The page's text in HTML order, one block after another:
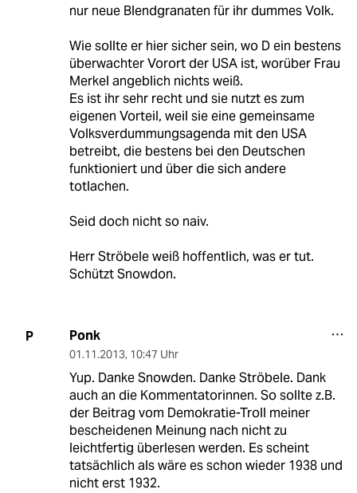
nur neue Blendgranaten für ihr dummes Volk.
Wie sollte er hier sicher sein, wo D ein bestens
überwachter Vorort der USA ist, worüber Frau
Merkel angeblich nichts weiß.
Es ist ihr sehr recht und sie nutzt es zum
eigenen Vorteil, weil sie eine gemeinsame
Volksverdummungsagenda mit den USA
betreibt, die bestens bei den Deutschen
funktioniert und über die sich andere
totlachen.
Seid doch nicht so naiv.
Herr Ströbele weiß hoffentlich, was er tut.
Schützt Snowdon.
P Ponk
01.11.2013, 10:47 Uhr
Yup. Danke Snowden. Danke Ströbele. Dank
auch an die Kommentatorinnen. So sollte z.B.
der Beitrag vom Demokratie-Troll meiner
bescheidenen Meinung nach nicht zu
leichtfertig überlesen werden. Es scheint
tatsächlich als wäre es schon wieder 1938 und
nicht erst 1932.